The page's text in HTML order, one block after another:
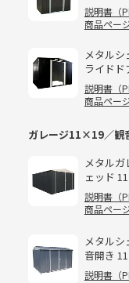
説明書（
商品ペー
メタルシ
ライド
説明書（
商品ペー
ガレージ11×19／
メタルガ
ェッド
説明書（
商品ペー
メタルシ
音開き
説明書（